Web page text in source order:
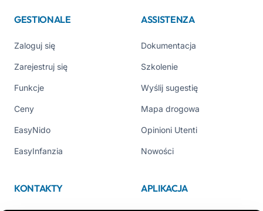
GESTIONALE
Zaloguj się
Zarejestruj się
Funkcje
Ceny
EasyNido
EasyInfanzia
ASSISTENZA
Dokumentacja
Szkolenie
Wyślij sugestię
Mapa drogowa
Opinioni Utenti
Nowości
KONTAKTY APLIKACJA